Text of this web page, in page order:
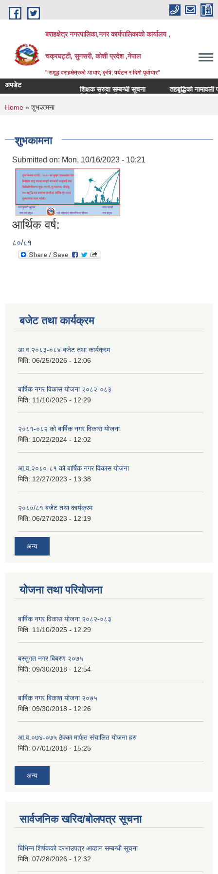
Skip to main content
बराहक्षेत्र नगरपालिका,नगर कार्यपालिकाको कार्यालय ,
चक्रघट्टी, सुनसरी, कोशी प्रदेश ,नेपाल
" समृद्ध वराहक्षेत्रकाे आधार, कृषि, पर्यटन र दिगो पूर्वाधार"
अपडेट
शिक्षक सरुवा सम्बन्धी सूचना
तहबृद्धिको नामावली
You are here
Home » शुभकामना
शुभकामना
Submitted on: Mon, 10/16/2023 - 10:21
आर्थिक वर्ष:
८०/८१
बजेट तथा कार्यक्रम
आ.व.२०८३-०८४ बजेट तथा कार्यक्रम
मिति: 06/25/2026 - 12:06
बार्षिक नगर विकास योजना २०८२-०८३
मिति: 11/10/2025 - 12:29
२०८१-०८२ को बार्षिक नगर विकास योजना
मिति: 10/22/2024 - 12:02
आ.व.२०८०-८१ को बार्षिक नगर विकास योजना
मिति: 12/27/2023 - 13:38
२०८०/८१ बजेट तथा कार्यक्रम
मिति: 06/27/2023 - 12:19
अन्य
योजना तथा परियोजना
बार्षिक नगर विकास योजना २०८२-०८३
मिति: 11/10/2025 - 12:29
बस्तुगत नगर बिबरण २०७५
मिति: 09/30/2018 - 12:54
बार्षिक नगर बिकाश योजना २०७५
मिति: 09/30/2018 - 12:26
आ.व.०७४-०७५ ठेक्का मार्फत संचालित योजना हरु
मिति: 07/01/2018 - 15:25
अन्य
सार्वजनिक खरिद/बोलपत्र सूचना
बिभिन्‍न शिर्षकको दरभाउपत्र आव्हान सम्बन्धी सूचना
मिति: 07/28/2026 - 12:32